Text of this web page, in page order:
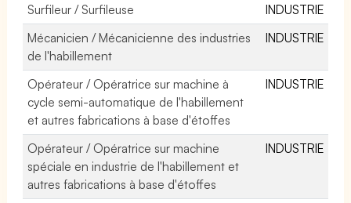
Surfileur / Surfileuse
INDUSTRIE
Mécanicien / Mécanicienne des industries
de l'habillement
INDUSTRIE
Opérateur / Opératrice sur machine à
cycle semi-automatique de l'habillement
et autres fabrications à base d'étoffes
INDUSTRIE
Opérateur / Opératrice sur machine
spéciale en industrie de l'habillement et
autres fabrications à base d'étoffes
INDUSTRIE